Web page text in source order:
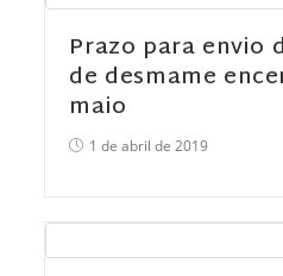
Prazo para envio
de desmame
maio
1 de abril de 2019